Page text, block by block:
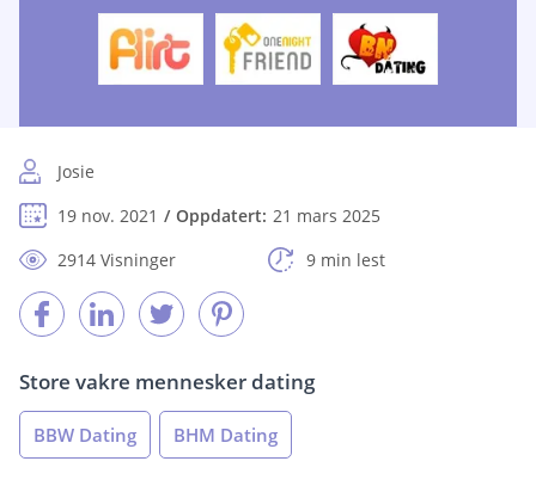
Josie
19 nov. 2021
Oppdatert: 21 mars 2025
2914 Visninger
9 min lest
Store vakre mennesker dating
BBW Dating BHM Dating